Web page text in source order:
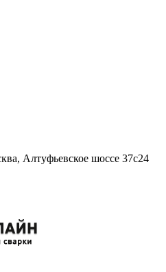
Алтуфьевское шоссе 37с24